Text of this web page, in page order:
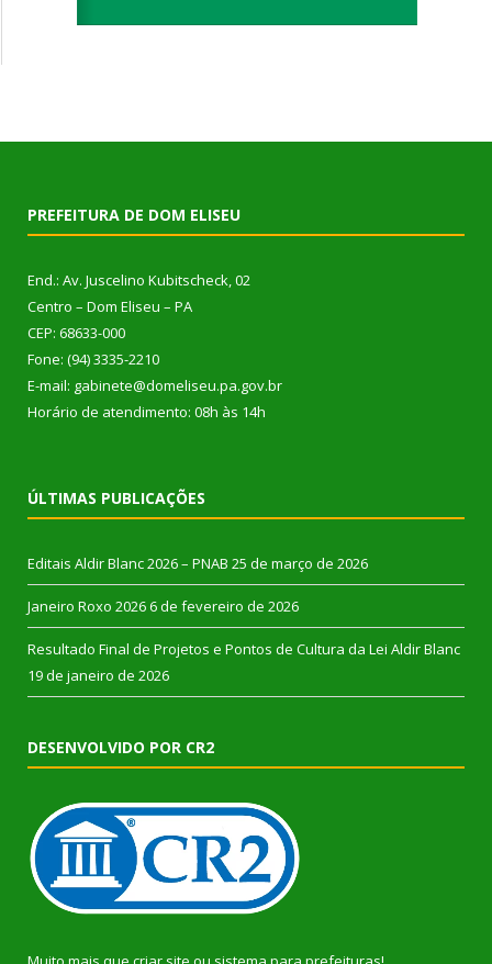
PREFEITURA DE DOM ELISEU
End.: Av. Juscelino Kubitscheck, 02
Centro – Dom Eliseu – PA
CEP: 68633-000
Fone: (94) 3335-2210
E-mail: gabinete@domeliseu.pa.gov.br
Horário de atendimento: 08h às 14h
ÚLTIMAS PUBLICAÇÕES
Editais Aldir Blanc 2026 – PNAB 25 de março de 2026
Janeiro Roxo 2026 6 de fevereiro de 2026
Resultado Final de Projetos e Pontos de Cultura da Lei Aldir Blanc
19 de janeiro de 2026
DESENVOLVIDO POR CR2